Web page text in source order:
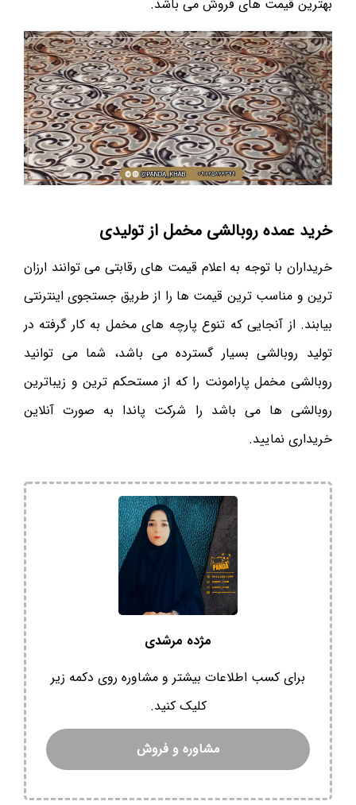
بهترین قیمت های فروش می باشد.
خرید عمده روبالشی مخمل از تولیدی
خریداران با توجه به اعلام قیمت های رقابتی می توانند ارزان
ترین و مناسب ترین قیمت ها را از طریق جستجوی اینترنتی
بیابند. از آنجایی که تنوع پارچه های مخمل به کار گرفته در
تولید روبالشی بسیار گسترده می باشد، شما می توانید
روبالشی مخمل پارامونت را که از مستحکم ترین و زیباترین
روبالشی ها می باشد را شرکت پاندا به صورت آنلاین
خریداری نمایید.
مژده مرشدی
برای کسب اطلاعات بیشتر و مشاوره روی دکمه زیر
کلیک کنید.
مشاوره و فروش